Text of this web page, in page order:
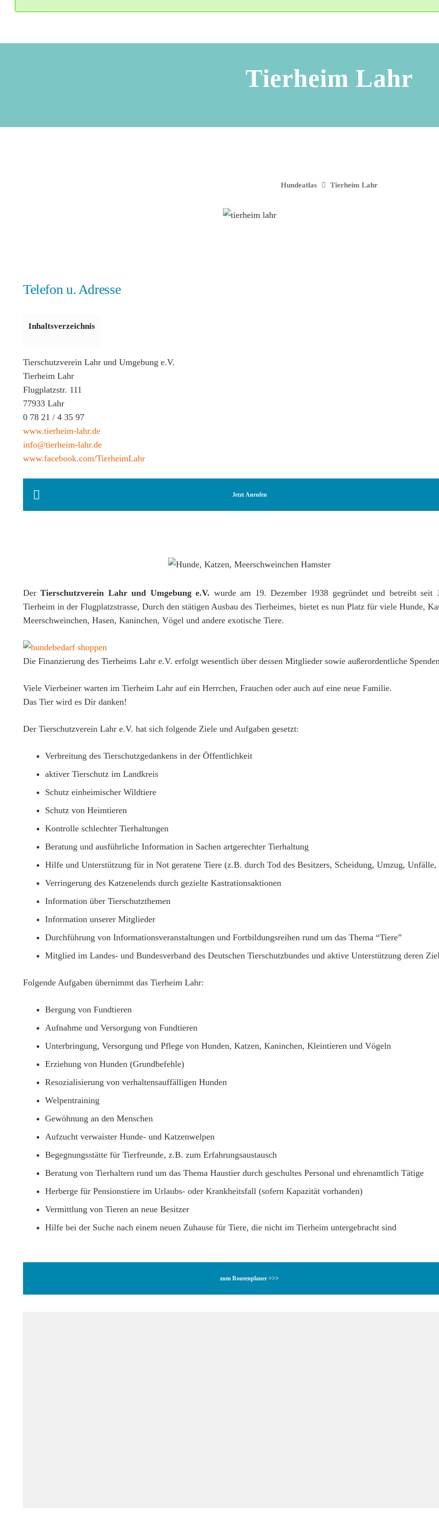
Tierheim Lahr
Hundeatlas Tierheim Lahr
Telefon u. Adresse
Inhaltsverzeichnis
Tierschutzverein Lahr und Umgebung e.V.
Tierheim Lahr
Flugplatzstr. 111
77933 Lahr
0 78 21 / 4 35 97
www.tierheim-lahr.de
info@tierheim-lahr.de
www.facebook.com/TierheimLahr
Jetzt Anrufen
DerTierschutzverein Lahr und Umgebung e.V. wurde am 19. Dezember 1938 gegründet und betreibt seit
Tierheim in der Flugplatzstrasse, Durch den stätigen Ausbau des Tierheimes, bietet es nun Platz für viele Hunde,
Meerschweinchen, Hasen, Kaninchen, Vögel und andere exotische Tiere.
Die Finanzierung des Tierheims Lahr e.V. erfolgt wesentlich über dessen Mitglieder sowie außerordentliche
Viele Vierbeiner warten im Tierheim Lahr auf ein Herrchen, Frauchen oder auch auf eine neue Familie.
Das Tier wird es Dir danken!
Der Tierschutzverein Lahr e.V. hat sich folgende Ziele und Aufgaben gesetzt:
Verbreitung des Tierschutzgedankens in der Öffentlichkeit
aktiver Tierschutz im Landkreis
Schutz einheimischer Wildtiere
Schutz von Heimtieren
Kontrolle schlechter Tierhaltungen
Beratung und ausführliche Information in Sachen artgerechter Tierhaltung
Hilfe und Unterstützung für in Not geratene Tiere (z.B. durch Tod des Besitzers, Scheidung, Umzug, Unfälle,
Verringerung des Katzenelends durch gezielte Kastrationsaktionen
Information über Tierschutzthemen
Information unserer Mitglieder
Durchführung von Informationsveranstaltungen und Fortbildungsreihen rund um das Thema “Tiere”
Mitglied im Landes- und Bundesverband des Deutschen Tierschutzbundes und aktive Unterstützung deren
Folgende Aufgaben übernimmt das Tierheim Lahr:
Bergung von Fundtieren
Aufnahme und Versorgung von Fundtieren
Unterbringung, Versorgung und Pflege von Hunden, Katzen, Kaninchen, Kleintieren und Vögeln
Erziehung von Hunden (Grundbefehle)
Resozialisierung von verhaltensauffälligen Hunden
Welpentraining
Gewöhnung an den Menschen
Aufzucht verwaister Hunde- und Katzenwelpen
Begegnungsstätte für Tierfreunde, z.B. zum Erfahrungsaustausch
Beratung von Tierhaltern rund um das Thema Haustier durch geschultes Personal und ehrenamtlich Tätige
Herberge für Pensionstiere im Urlaubs- oder Krankheitsfall (sofern Kapazität vorhanden)
Vermittlung von Tieren an neue Besitzer
Hilfe bei der Suche nach einem neuen Zuhause für Tiere, die nicht im Tierheim untergebracht sind
zum Routenplaner >>>